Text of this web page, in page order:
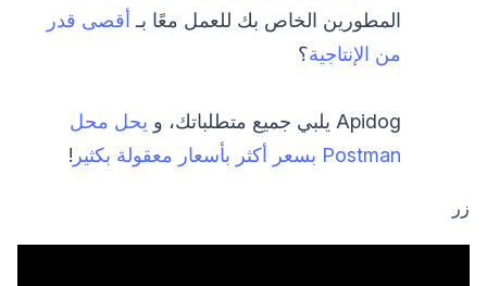
المطورين الخاص بك للعمل معًا بـ أقصى قدر
من الإنتاجية؟
Apidog يلبي جميع متطلباتك، و
يحل محل
Postman بسعر أكثر بأسعار معقولة بكثير
!
زر